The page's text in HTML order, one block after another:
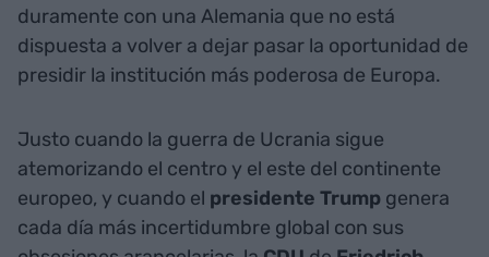
duramente con una Alemania que no está
dispuesta a volver a dejar pasar la oportunidad de
presidir la institución más poderosa de Europa.
Justo cuando la guerra de Ucrania sigue
atemorizando el centro y el este del continente
europeo, y cuando el presidente Trump genera
cada día más incertidumbre global con sus